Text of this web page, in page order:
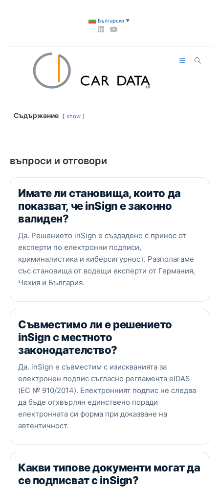
Български ▼
Съдържание show
въпроси и отговори
Имате ли становища, които да
показват, че inSign е законно
валиден?
Да. Решението inSign е създадено с принос от
експерти по електронни подписи,
криминалистика и киберсигурност. Разполагаме
със становища от водещи експерти от Германия,
Чехия и България.
Съвместимо ли е решението
inSign с местното
законодателство?
Да. inSign е съвместим с изискванията за
електронен подпис съгласно регламента eIDAS
(ЕС № 910/2014). Електронният подпис не следва
да бъде отхвърлян единствено поради
електронната си форма при доказване на
автентичност.
Какви типове документи могат да
се подписват с inSign?